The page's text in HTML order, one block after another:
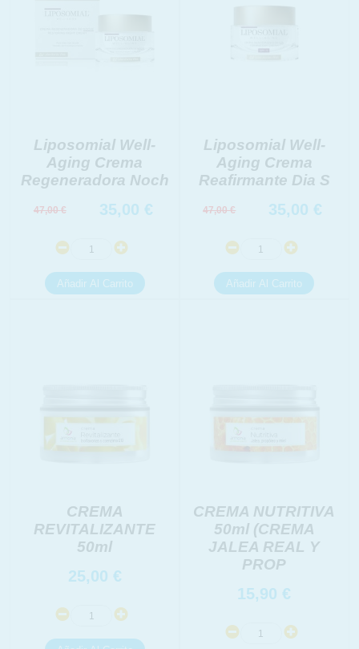
Liposomial Well-
Aging Crema
Regeneradora Noch
47,00€ 35,00 €
Liposomial Well-
Aging Crema
Reafirmante Dia S
47,00€ 35,00 €
CREMA
REVITALIZANTE
50ml
25,00 €
CREMA NUTRITIVA
50ml (CREMA
JALEA REAL Y
PROP
15,90 €
Legitimación:
Destinatarios:
link
Información adicional
link